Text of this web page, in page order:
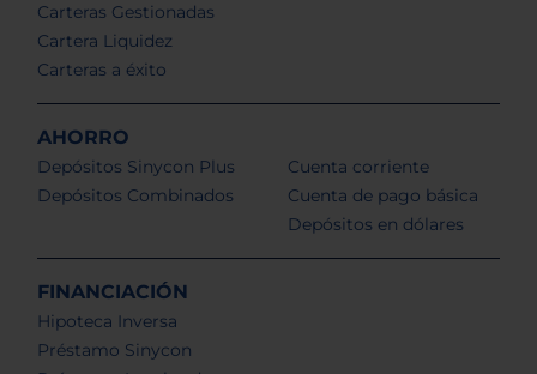
Carteras Gestionadas
Cartera Liquidez
Carteras a éxito
AHORRO
Depósitos Sinycon Plus
Depósitos Combinados
Cuenta corriente
Cuenta de pago básica
Depósitos en dólares
FINANCIACIÓN
Hipoteca Inversa
Préstamo Sinycon